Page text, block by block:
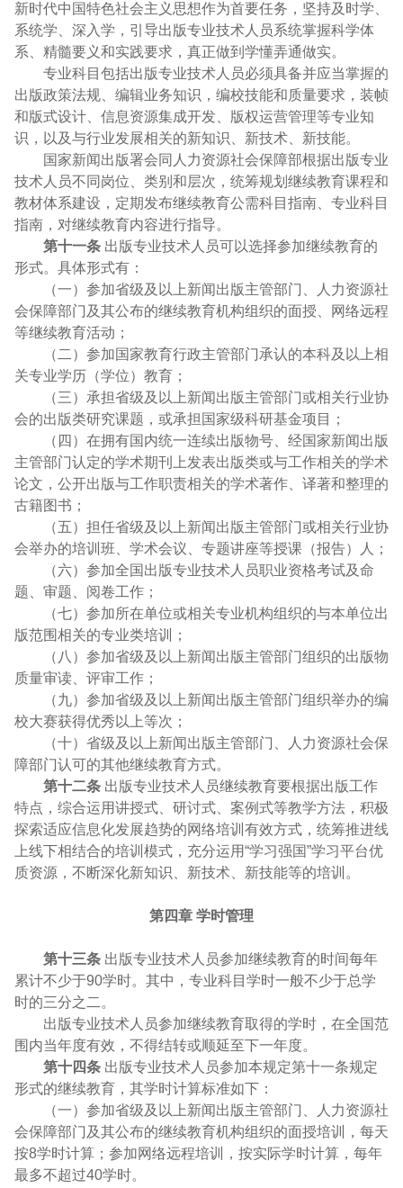
新时代中国特色社会主义思想作为首要任务，坚持及时学、
系统学、深入学，引导出版专业技术人员系统掌握科学体
系、精髓要义和实践要求，真正做到学懂弄通做实。
专业科目包括出版专业技术人员必须具备并应当掌握的
出版政策法规、编辑业务知识，编校技能和质量要求，装帧
和版式设计、信息资源集成开发、版权运营管理等专业知
识，以及与行业发展相关的新知识、新技术、新技能。
国家新闻出版署会同人力资源社会保障部根据出版专业
技术人员不同岗位、类别和层次，统筹规划继续教育课程和
教材体系建设，定期发布继续教育公需科目指南、专业科目
指南，对继续教育内容进行指导。
第十一条出版专业技术人员可以选择参加继续教育的
形式。具体形式有：
（一）参加省级及以上新闻出版主管部门、人力资源社
会保障部门及其公布的继续教育机构组织的面授、网络远程
等继续教育活动；
（二）参加国家教育行政主管部门承认的本科及以上相
关专业学历（学位）教育；
（三）承担省级及以上新闻出版主管部门或相关行业协
会的出版类研究课题，或承担国家级科研基金项目；
（四）在拥有国内统一连续出版物号、经国家新闻出版
主管部门认定的学术期刊上发表出版类或与工作相关的学术
论文，公开出版与工作职责相关的学术著作、译著和整理的
古籍图书；
（五）担任省级及以上新闻出版主管部门或相关行业协
会举办的培训班、学术会议、专题讲座等授课（报告）人；
（六）参加全国出版专业技术人员职业资格考试及命
题、审题、阅卷工作；
（七）参加所在单位或相关专业机构组织的与本单位出
版范围相关的专业类培训；
（八）参加省级及以上新闻出版主管部门组织的出版物
质量审读、评审工作；
（九）参加省级及以上新闻出版主管部门组织举办的编
校大赛获得优秀以上等次；
（十）省级及以上新闻出版主管部门、人力资源社会保
障部门认可的其他继续教育方式。
第十二条出版专业技术人员继续教育要根据出版工作
特点，综合运用讲授式、研讨式、案例式等教学方法，积极
探索适应信息化发展趋势的网络培训有效方式，统筹推进线
上线下相结合的培训模式，充分运用“学习强国”学习平台优
质资源，不断深化新知识、新技术、新技能等的培训。
第四章 学时管理
第十三条出版专业技术人员参加继续教育的时间每年
累计不少于90学时。其中，专业科目学时一般不少于总学
时的三分之二。
出版专业技术人员参加继续教育取得的学时，在全国范
围内当年度有效，不得结转或顺延至下一年度。
第十四条出版专业技术人员参加本规定第十一条规定
形式的继续教育，其学时计算标准如下：
（一）参加省级及以上新闻出版主管部门、人力资源社
会保障部门及其公布的继续教育机构组织的面授培训，每天
按8学时计算；参加网络远程培训，按实际学时计算，每年
最多不超过40学时。